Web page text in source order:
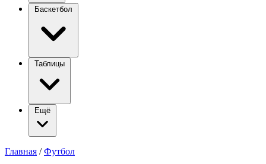
Баскетбол
Таблицы
Ещё
Главная / Футбол